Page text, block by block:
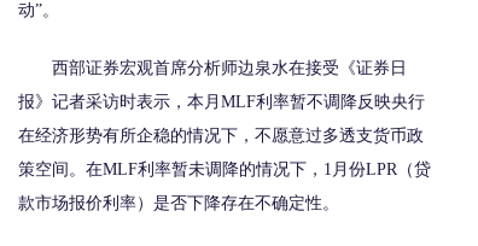
动”。
西部证券宏观首席分析师边泉水在接受《证券日
报》记者采访时表示，本月MLF利率暂不调降反映央行
在经济形势有所企稳的情况下，不愿意过多透支货币政
策空间。在MLF利率暂未调降的情况下，1月份LPR（贷
款市场报价利率）是否下降存在不确定性。